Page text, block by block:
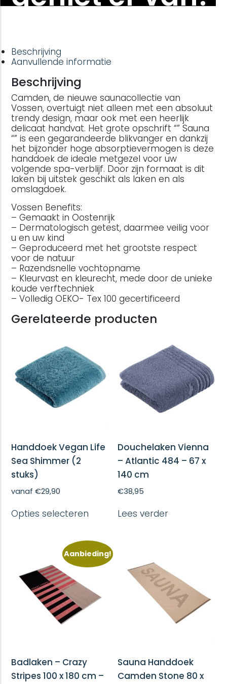
Beschrijving
Aanvullende informatie
Beschrijving
Camden, de nieuwe saunacollectie van
Vossen, overtuigt niet alleen met een absoluut
trendy design, maar ook met een heerlijk
delicaat handvat. Het grote opschrift “” Sauna
“” is een gegarandeerde blikvanger en dankzij
het bijzonder hoge absorptievermogen is deze
handdoek de ideale metgezel voor uw
volgende spa-verblijf. Door zijn formaat is dit
laken bij uitstek geschikt als laken en als
omslagdoek.
Vossen Benefits:
– Gemaakt in Oostenrijk
– Dermatologisch getest, daarmee veilig voor
u en uw kind
– Geproduceerd met het grootste respect
voor de natuur
– Razendsnelle vochtopname
– Kleurvast en kleurecht, mede door de unieke
koude verftechniek
– Volledig OEKO- Tex 100 gecertificeerd
Gerelateerde producten
Handdoek Vegan Life
Sea Shimmer (2
stuks)
vanaf€29,90
Opties selecteren product
variaties.
Deze
optie
gekozen
worden
op
Douchelaken Vienna
– Atlantic 484 – 67 x
140 cm
€38,95
Lees verder
Aanbieding!
Badlaken – Crazy
Stripes 100 x 180 cm –
Sauna Handdoek
Camden Stone 80 x